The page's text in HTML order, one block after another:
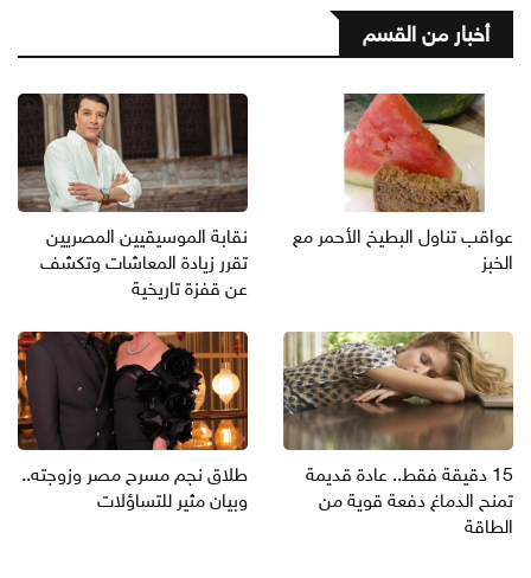
أخبار من القسم
عواقب تناول البطيخ الأحمر مع
الخبز
نقابة الموسيقيين المصريين
تقرر زيادة المعاشات وتكشف
عن قفزة تاريخية
15 دقيقة فقط.. عادة قديمة
تمنح الدماغ دفعة قوية من
الطاقة
طلاق نجم مسرح مصر وزوجته..
وبيان مثير للتساؤلات